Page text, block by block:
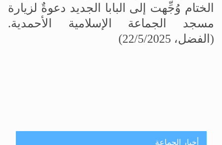
الختام وُجِّهت إلى البابا الجديد دعوةٌ لزيارة
مسجد الجماعة الإسلامية الأحمدية.
(الفضل، 22/5/2025)
أخبار الجماعة